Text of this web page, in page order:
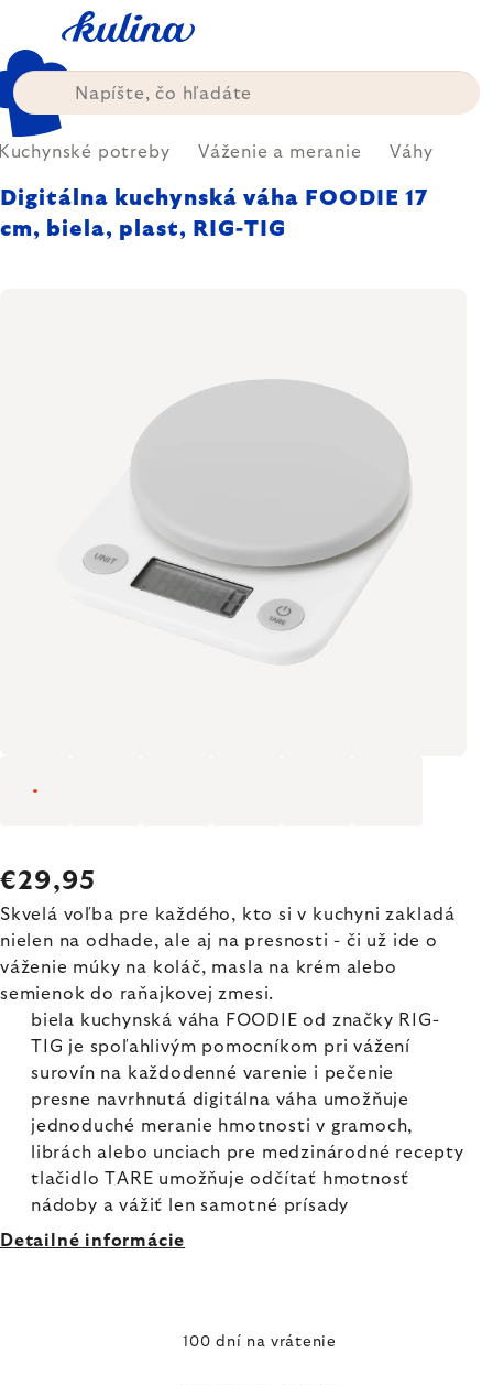
obsah
potreby Váženie a meranie Váhy
Digitálna kuchynská váha FOODIE 17
cm, biela, plast, RIG-TIG
€29,95
Skvelá voľba pre každého, kto si v kuchyni zakladá
nielen na odhade, ale aj na presnosti - či už ide o
váženie múky na koláč, masla na krém alebo
semienok do raňajkovej zmesi.
biela kuchynská váha FOODIE od značky RIG-
TIG je spoľahlivým pomocníkom pri vážení
surovín na každodenné varenie i pečenie
presne navrhnutá digitálna váha umožňuje
jednoduché meranie hmotnosti v gramoch,
librách alebo unciach pre medzinárodné recepty
tlačidlo TARE umožňuje odčítať hmotnosť
nádoby a vážiť len samotné prísady
Detailné informácie
100 dní na vrátenie